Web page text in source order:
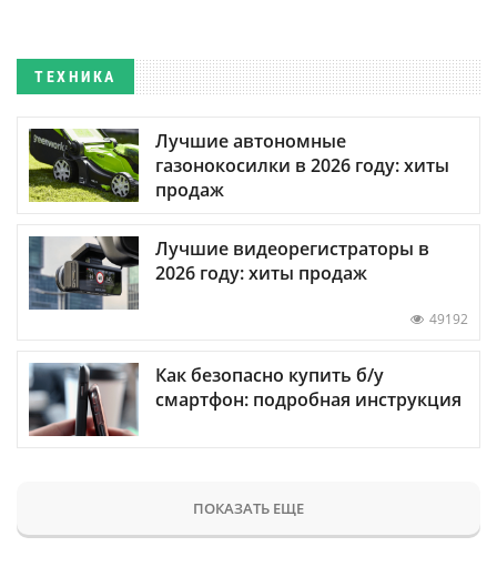
ТЕХНИКА
Лучшие автономные
газонокосилки в 2026 году: хиты
продаж
Лучшие видеорегистраторы в
2026 году: хиты продаж
49192
Как безопасно купить б/у
смартфон: подробная инструкция
ПОКАЗАТЬ ЕЩЕ